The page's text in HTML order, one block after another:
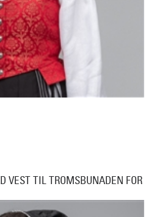
VEST TIL TROMSBUNADEN FOR